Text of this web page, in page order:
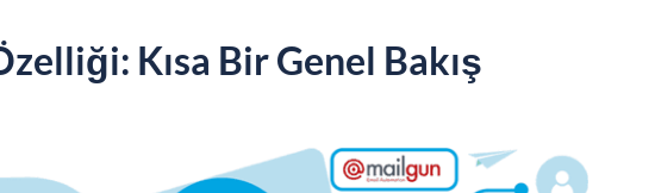
Kısa Bir Genel Bakış